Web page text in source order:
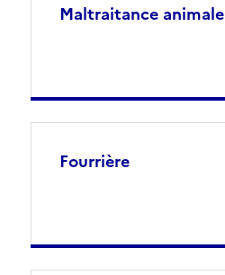
Maltraitance animale
Fourrière